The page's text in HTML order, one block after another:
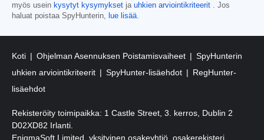
myös usein kysytyt kysymykset ja uhkien arviointikriteerit . Jos
haluat poistaa SpyHunterin, lue lisää.
Koti Ohjelman Asennuksen Poistamisvaiheet
SpyHunterin
uhkien arviointikriteerit
SpyHunter-lisäehdot
RegHunter-
lisäehdot
Rekisteröity toimipaikka: 1 Castle Street, 3. kerros, Dublin 2
D02XD82 Irlanti.
EnigmaSoft Limited, yksityinen osakeyhtiö, osakerekisteri